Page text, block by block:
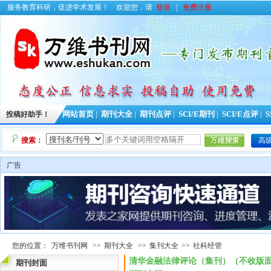
服务教育科研，促进学术发展！ 欢迎您，请 登录 免费注册
投稿好助手！ 网站首页 期刊大全 期刊点评 SCI/E期刊 SCI/E点评
搜索： 高
广告
您的位置： 万维书刊网 >> 期刊大全 >> 集刊大全 >> 社科经管
期刊封面
清华金融法律评论（集刊）（不收版